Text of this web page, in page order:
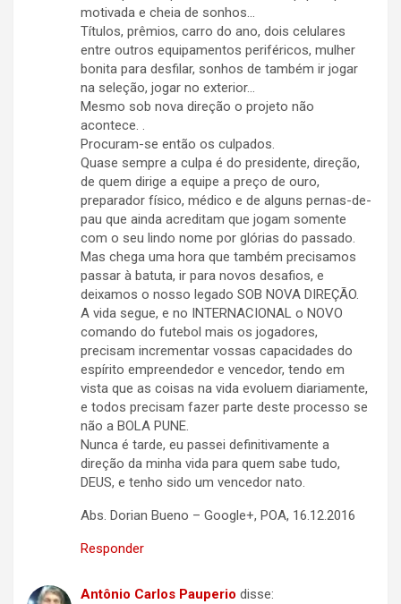
motivada e cheia de sonhos…
Títulos, prêmios, carro do ano, dois celulares
entre outros equipamentos periféricos, mulher
bonita para desfilar, sonhos de também ir jogar
na seleção, jogar no exterior…
Mesmo sob nova direção o projeto não
acontece. .
Procuram-se então os culpados.
Quase sempre a culpa é do presidente, direção,
de quem dirige a equipe a preço de ouro,
preparador físico, médico e de alguns pernas-de-
pau que ainda acreditam que jogam somente
com o seu lindo nome por glórias do passado.
Mas chega uma hora que também precisamos
passar à batuta, ir para novos desafios, e
deixamos o nosso legado SOB NOVA DIREÇÃO.
A vida segue, e no INTERNACIONAL o NOVO
comando do futebol mais os jogadores,
precisam incrementar vossas capacidades do
espírito empreendedor e vencedor, tendo em
vista que as coisas na vida evoluem diariamente,
e todos precisam fazer parte deste processo se
não a BOLA PUNE.
Nunca é tarde, eu passei definitivamente a
direção da minha vida para quem sabe tudo,
DEUS, e tenho sido um vencedor nato.
Abs. Dorian Bueno – Google+, POA, 16.12.2016
Responder
Antônio Carlos Pauperio disse: